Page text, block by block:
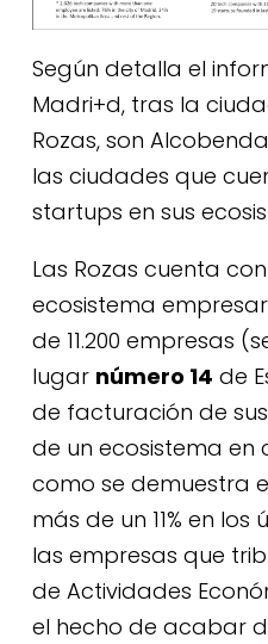
Según detalla el
Madri+d, tras la
Rozas, son
las ciudades que
startups en sus
Las Rozas cuenta
ecosistema
de 11.200 empresas
lugar número 14 de
de facturación de
de un ecosistema en
como se demuestra
más de un 11% en
las empresas que
de Actividades
el hecho de acabar